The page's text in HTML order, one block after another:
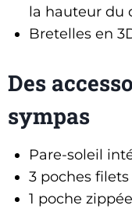
la hauteur du
Bretelles en
Des
sympas
Pare-soleil
3 poches
1 poche